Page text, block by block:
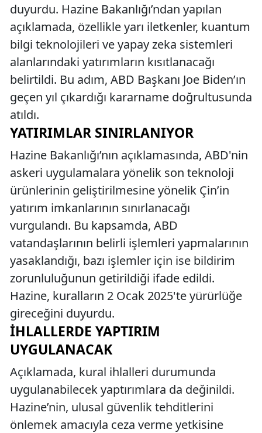
duyurdu. Hazine Bakanlığı’ndan yapılan
açıklamada, özellikle yarı iletkenler, kuantum
bilgi teknolojileri ve yapay zeka sistemleri
alanlarındaki yatırımların kısıtlanacağı
belirtildi. Bu adım, ABD Başkanı Joe Biden’ın
geçen yıl çıkardığı kararname doğrultusunda
atıldı.
YATIRIMLAR SINIRLANIYOR
Hazine Bakanlığı’nın açıklamasında, ABD'nin
askeri uygulamalara yönelik son teknoloji
ürünlerinin geliştirilmesine yönelik Çin’in
yatırım imkanlarının sınırlanacağı
vurgulandı. Bu kapsamda, ABD
vatandaşlarının belirli işlemleri yapmalarının
yasaklandığı, bazı işlemler için ise bildirim
zorunluluğunun getirildiği ifade edildi.
Hazine, kuralların 2 Ocak 2025'te yürürlüğe
gireceğini duyurdu.
İHLALLERDE YAPTIRIM
UYGULANACAK
Açıklamada, kural ihlalleri durumunda
uygulanabilecek yaptırımlara da değinildi.
Hazine’nin, ulusal güvenlik tehditlerini
önlemek amacıyla ceza verme yetkisine